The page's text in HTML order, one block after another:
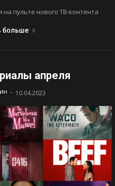
пульте нового ТВ-контента
больше
апреля
- 10.04.2023